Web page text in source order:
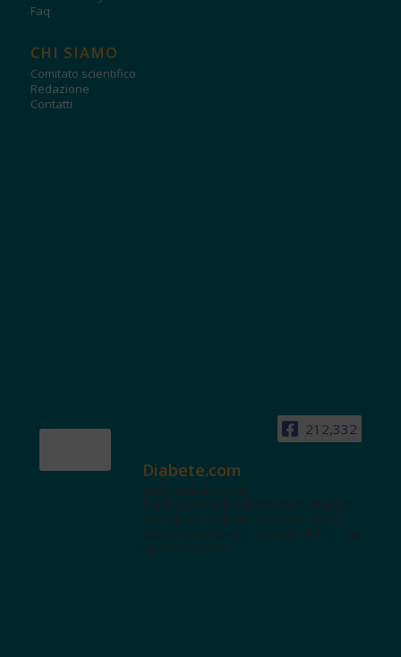
Faq
CHI SIAMO
Comitato scientifico
Redazione
Contatti
212,332
Diabete.com
www.diabete.com
Tanti contenuti autorevoli e un'area
interattiva dedicata a te con spazi
educazionali e test. Iscriviti alla NL per
tutte le novità!